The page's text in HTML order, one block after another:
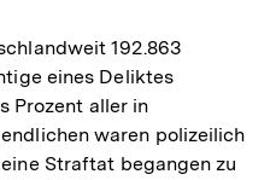
192.863
eines Deliktes
Prozent aller in
waren polizeilich
Straftat begangen zu